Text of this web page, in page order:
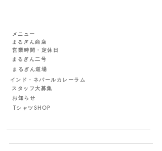
メニュー
まるぎん商店
営業時間・定休日
まるぎん二号
まるぎん道場
インド・ネパールカレーラム
スタッフ大募集
お知らせ
TシャツSHOP